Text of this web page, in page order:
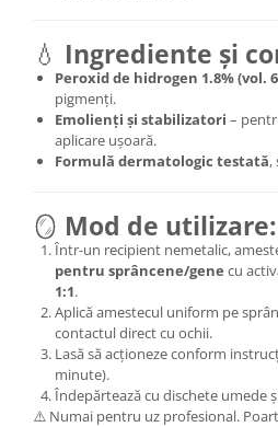
💧 Ingrediente și
Peroxid de hidrogen 1.8% (vol.
pigmenți.
Emolienți și stabilizatori –
aplicare ușoară.
Formulă dermatologic testată,
🪞 Mod de utilizare:
Într-un recipient nemetalic,
pentru sprâncene/gene cu
1:1.
Aplică amestecul uniform pe
contactul direct cu ochii.
Lasă să acționeze conform
minute).
Îndepărtează cu dischete umede
⚠️ Numai pentru uz profesional.